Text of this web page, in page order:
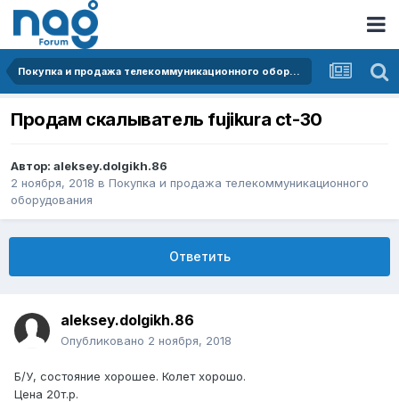
Покупка и продажа телекоммуникационного оборудования
Продам скалыватель fujikura ct-30
Автор: aleksey.dolgikh.86
2 ноября, 2018 в Покупка и продажа телекоммуникационного
оборудования
Ответить
aleksey.dolgikh.86
Опубликовано 2 ноября, 2018
Б/У, состояние хорошее. Колет хорошо.
Цена 20т.р.